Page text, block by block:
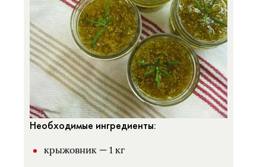
Необходимые ингредиенты:
крыжовник — 1 кг